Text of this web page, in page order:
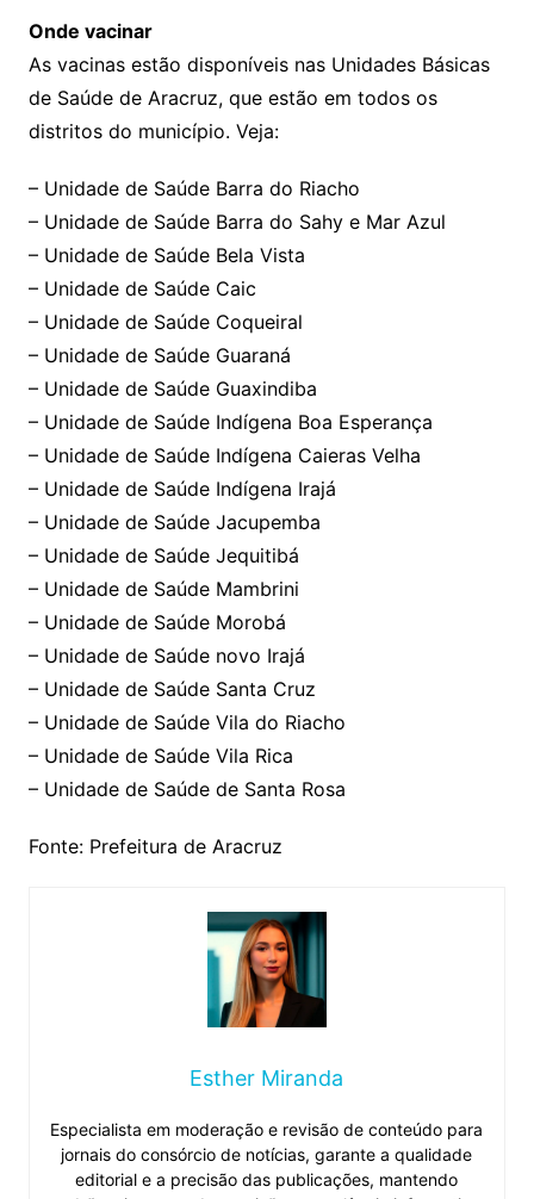
Onde vacinar
As vacinas estão disponíveis nas Unidades Básicas
de Saúde de Aracruz, que estão em todos os
distritos do município. Veja:
– Unidade de Saúde Barra do Riacho
– Unidade de Saúde Barra do Sahy e Mar Azul
– Unidade de Saúde Bela Vista
– Unidade de Saúde Caic
– Unidade de Saúde Coqueiral
– Unidade de Saúde Guaraná
– Unidade de Saúde Guaxindiba
– Unidade de Saúde Indígena Boa Esperança
– Unidade de Saúde Indígena Caieras Velha
– Unidade de Saúde Indígena Irajá
– Unidade de Saúde Jacupemba
– Unidade de Saúde Jequitibá
– Unidade de Saúde Mambrini
– Unidade de Saúde Morobá
– Unidade de Saúde novo Irajá
– Unidade de Saúde Santa Cruz
– Unidade de Saúde Vila do Riacho
– Unidade de Saúde Vila Rica
– Unidade de Saúde de Santa Rosa
Fonte: Prefeitura de Aracruz
Esther Miranda
Especialista em moderação e revisão de conteúdo para
jornais do consórcio de notícias, garante a qualidade
editorial e a precisão das publicações, mantendo